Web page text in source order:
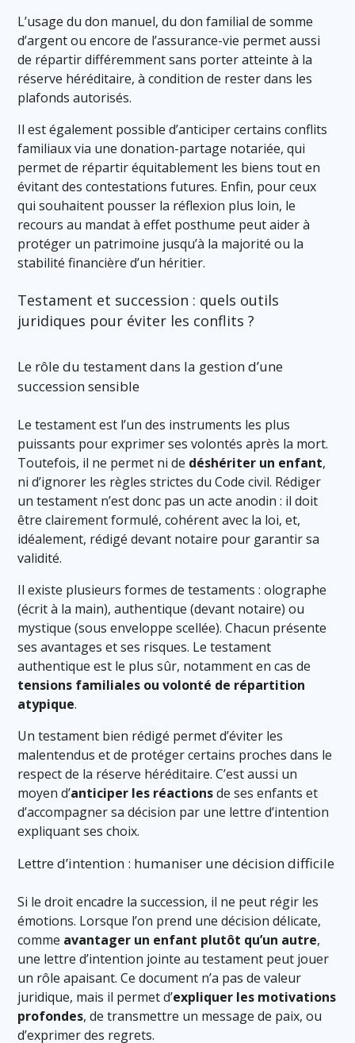
L’usage du don manuel, du don familial de somme
d’argent ou encore de l’assurance-vie permet aussi
de répartir différemment sans porter atteinte à la
réserve héréditaire, à condition de rester dans les
plafonds autorisés.
Il est également possible d’anticiper certains conflits
familiaux via une donation-partage notariée, qui
permet de répartir équitablement les biens tout en
évitant des contestations futures. Enfin, pour ceux
qui souhaitent pousser la réflexion plus loin, le
recours au mandat à effet posthume peut aider à
protéger un patrimoine jusqu’à la majorité ou la
stabilité financière d’un héritier.
Testament et succession : quels outils
juridiques pour éviter les conflits ?
Le rôle du testament dans la gestion d’une
succession sensible
Le testament est l’un des instruments les plus
puissants pour exprimer ses volontés après la mort.
Toutefois, il ne permet ni de déshériter un enfant,
ni d’ignorer les règles strictes du Code civil. Rédiger
un testament n’est donc pas un acte anodin : il doit
être clairement formulé, cohérent avec la loi, et,
idéalement, rédigé devant notaire pour garantir sa
validité.
Il existe plusieurs formes de testaments : olographe
(écrit à la main), authentique (devant notaire) ou
mystique (sous enveloppe scellée). Chacun présente
ses avantages et ses risques. Le testament
authentique est le plus sûr, notamment en cas de
tensions familiales ou volonté de répartition
atypique.
Un testament bien rédigé permet d’éviter les
malentendus et de protéger certains proches dans le
respect de la réserve héréditaire. C’est aussi un
moyen d’anticiper les réactionsde ses enfants et
d’accompagner sa décision par une lettre d’intention
expliquant ses choix.
Lettre d’intention : humaniser une décision difficile
Si le droit encadre la succession, il ne peut régir les
émotions. Lorsque l’on prend une décision délicate,
comme avantager un enfant plutôt qu’un autre,
une lettre d’intention jointe au testament peut jouer
un rôle apaisant. Ce document n’a pas de valeur
juridique, mais il permet d’expliquer les motivations
profondes, de transmettre un message de paix, ou
d’exprimer des regrets.